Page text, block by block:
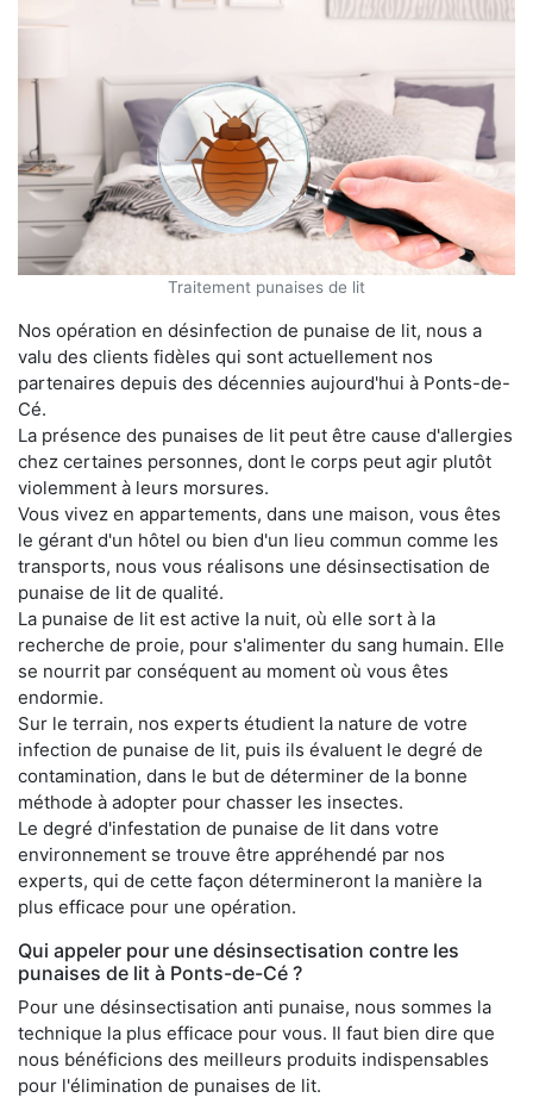
Traitement punaises de lit
Nos opération en désinfection de punaise de lit, nous a
valu des clients fidèles qui sont actuellement nos
partenaires depuis des décennies aujourd'hui à Ponts-de-
Cé.
La présence des punaises de lit peut être cause d'allergies
chez certaines personnes, dont le corps peut agir plutôt
violemment à leurs morsures.
Vous vivez en appartements, dans une maison, vous êtes
le gérant d'un hôtel ou bien d'un lieu commun comme les
transports, nous vous réalisons une désinsectisation de
punaise de lit de qualité.
La punaise de lit est active la nuit, où elle sort à la
recherche de proie, pour s'alimenter du sang humain. Elle
se nourrit par conséquent au moment où vous êtes
endormie.
Sur le terrain, nos experts étudient la nature de votre
infection de punaise de lit, puis ils évaluent le degré de
contamination, dans le but de déterminer de la bonne
méthode à adopter pour chasser les insectes.
Le degré d'infestation de punaise de lit dans votre
environnement se trouve être appréhendé par nos
experts, qui de cette façon détermineront la manière la
plus efficace pour une opération.
Qui appeler pour une désinsectisation contre les
punaises de lit à Ponts-de-Cé ?
Pour une désinsectisation anti punaise, nous sommes la
technique la plus efficace pour vous. Il faut bien dire que
nous bénéficions des meilleurs produits indispensables
pour l'élimination de punaises de lit.